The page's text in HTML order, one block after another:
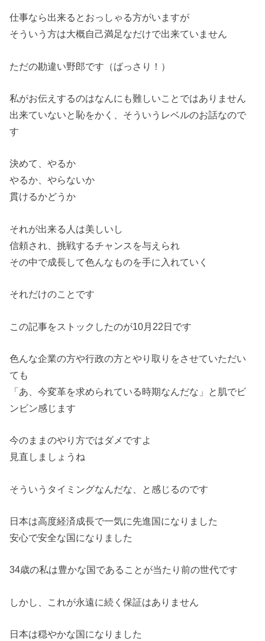
仕事なら出来るとおっしゃる方がいますが
そういう方は大概自己満足なだけで出来ていません
ただの勘違い野郎です（ばっさり！）
私がお伝えするのはなんにも難しいことではありません
出来ていないと恥をかく、そういうレベルのお話なので
す
決めて、やるか
やるか、やらないか
貫けるかどうか
それが出来る人は美しいし
信頼され、挑戦するチャンスを与えられ
その中で成長して色んなものを手に入れていく
それだけのことです
この記事をストックしたのが10月22日です
色んな企業の方や行政の方とやり取りをさせていただい
ても
「あ、今変革を求められている時期なんだな」と肌でビ
ンビン感じ ます
今のままのやり方ではダメですよ
見直しましょうね
そういうタイミングなんだな、と感じるのです
日本は高度経済成長で一気に先進国になりました
安心で安全な国になりました
34歳の私は豊かな国であることが当たり前の世代です
しかし、これが永遠に続く保証はありません
日本は穏やかな国になりました